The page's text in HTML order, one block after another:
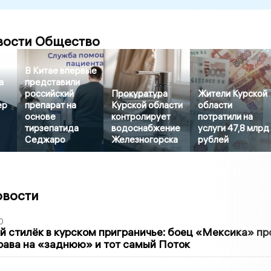
Общество
В Китае впервые
представили
российский
препарат на
основе
тирзепатида
Седжаро
Прокуратура
Курской области
контролирует
водоснабжение
Железногорска
Жители Курской
области
потратили на
услуги 47,8 млрд
рублей
стилёк в курском приграничье: боец «Мексика»
на «заднюю» и тот самый Поток